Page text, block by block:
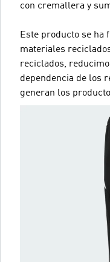
con cremallera y
Este producto se ha
materiales
reciclados,
dependencia de los
generan los